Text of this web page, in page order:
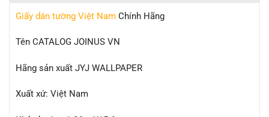
Giấy dán tường Việt Nam Chính Hãng
Tên CATALOG JOINUS VN
Hãng sản xuất JYJ WALLPAPER
Xuất xứ: Việt Nam